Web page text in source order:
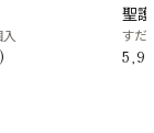
聖
すだ